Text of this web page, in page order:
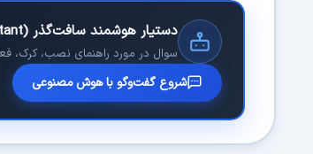
دستیار هوشمند سافت‌گذر (AI Assistant)
سوال در مورد راهنمای نصب، کرک،
شروع گفت‌وگو با هوش مصنوعی